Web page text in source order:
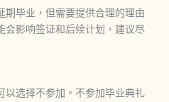
期毕业，但需要提供合理的理由
会影响签证和后续计划，建议尽
以选择不参加。不参加毕业典礼